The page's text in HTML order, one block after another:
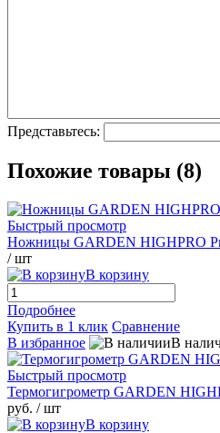
Представьтесь:
Похожие товары (8)
Быстрый просмотр
Ножницы GARDEN HIGHPRO
/ шт
В корзину
Подробнее
Купить в 1 клик Сравнение
В избранное
В
Быстрый просмотр
Термогигрометр GARDEN
руб. / шт
В корзину